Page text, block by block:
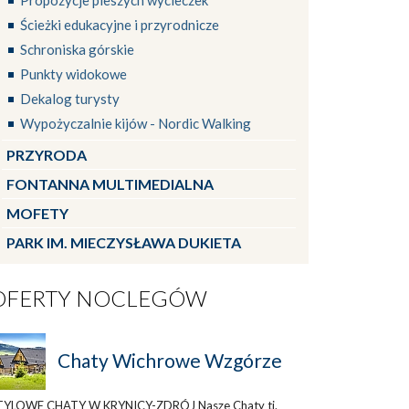
Ścieżki edukacyjne i przyrodnicze
Schroniska górskie
Punkty widokowe
Dekalog turysty
Wypożyczalnie kijów - Nordic Walking
PRZYRODA
FONTANNA MULTIMEDIALNA
MOFETY
PARK IM. MIECZYSŁAWA DUKIETA
NOCLEGÓW
Chaty Wichrowe Wzgórze
CHATY W KRYNICY-ZDRÓJ Nasze Chaty tj.